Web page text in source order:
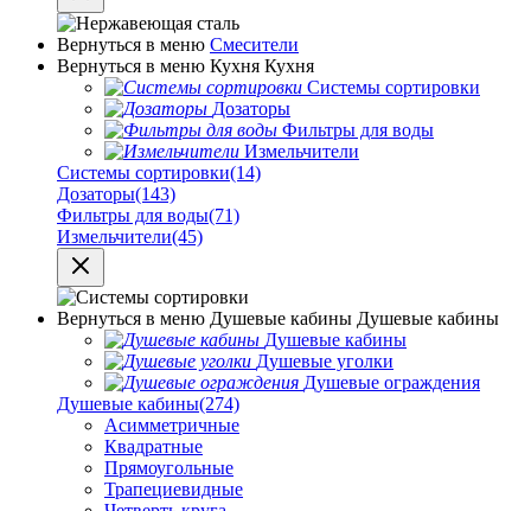
Вернуться в меню Смесители
Вернуться в меню Кухня Кухня
Системы сортировки
Дозаторы
Фильтры для воды
Измельчители
Системы сортировки(14)
Дозаторы(143)
Фильтры для воды(71)
Измельчители(45)
Вернуться в меню Душевые кабины Душевые кабины
Душевые кабины
Душевые уголки
Душевые ограждения
Душевые кабины(274)
Асимметричные
Квадратные
Прямоугольные
Трапециевидные